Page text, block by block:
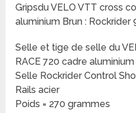
Gripsdu VELO VTT cross
aluminium Brun : Rockrider
Selle et tige de selle du
RACE 720 cadre aluminium
Selle Rockrider Control
Rails acier
Poids = 270 grammes